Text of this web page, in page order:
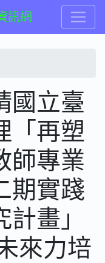
訊網
國立臺
「再塑
師專業
期實踐
畫」
來力培